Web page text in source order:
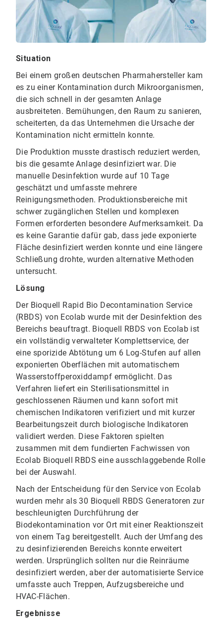
Situation
Bei einem großen deutschen Pharmahersteller kam
es zu einer Kontamination durch Mikroorganismen,
die sich schnell in der gesamten Anlage
ausbreiteten. Bemühungen, den Raum zu sanieren,
scheiterten, da das Unternehmen die Ursache der
Kontamination nicht ermitteln konnte.
Die Produktion musste drastisch reduziert werden,
bis die gesamte Anlage desinfiziert war. Die
manuelle Desinfektion wurde auf 10 Tage
geschätzt und umfasste mehrere
Reinigungsmethoden. Produktionsbereiche mit
schwer zugänglichen Stellen und komplexen
Formen erforderten besondere Aufmerksamkeit. Da
es keine Garantie dafür gab, dass jede exponierte
Fläche desinfiziert werden konnte und eine längere
Schließung drohte, wurden alternative Methoden
untersucht.
Lösung
Der Bioquell Rapid Bio Decontamination Service
(RBDS) von Ecolab wurde mit der Desinfektion des
Bereichs beauftragt. Bioquell RBDS von Ecolab ist
ein vollständig verwalteter Komplettservice, der
eine sporizide Abtötung um 6 Log-Stufen auf allen
exponierten Oberflächen mit automatischem
Wasserstoffperoxiddampf ermöglicht. Das
Verfahren liefert ein Sterilisationsmittel in
geschlossenen Räumen und kann sofort mit
chemischen Indikatoren verifiziert und mit kurzer
Bearbeitungszeit durch biologische Indikatoren
validiert werden. Diese Faktoren spielten
zusammen mit dem fundierten Fachwissen von
Ecolab Bioquell RBDS eine ausschlaggebende Rolle
bei der Auswahl.
Nach der Entscheidung für den Service von Ecolab
wurden mehr als 30 Bioquell RBDS Generatoren zur
beschleunigten Durchführung der
Biodekontamination vor Ort mit einer Reaktionszeit
von einem Tag bereitgestellt. Auch der Umfang des
zu desinfizierenden Bereichs konnte erweitert
werden. Ursprünglich sollten nur die Reinräume
desinfiziert werden, aber der automatisierte Service
umfasste auch Treppen, Aufzugsbereiche und
HVAC-Flächen.
Ergebnisse